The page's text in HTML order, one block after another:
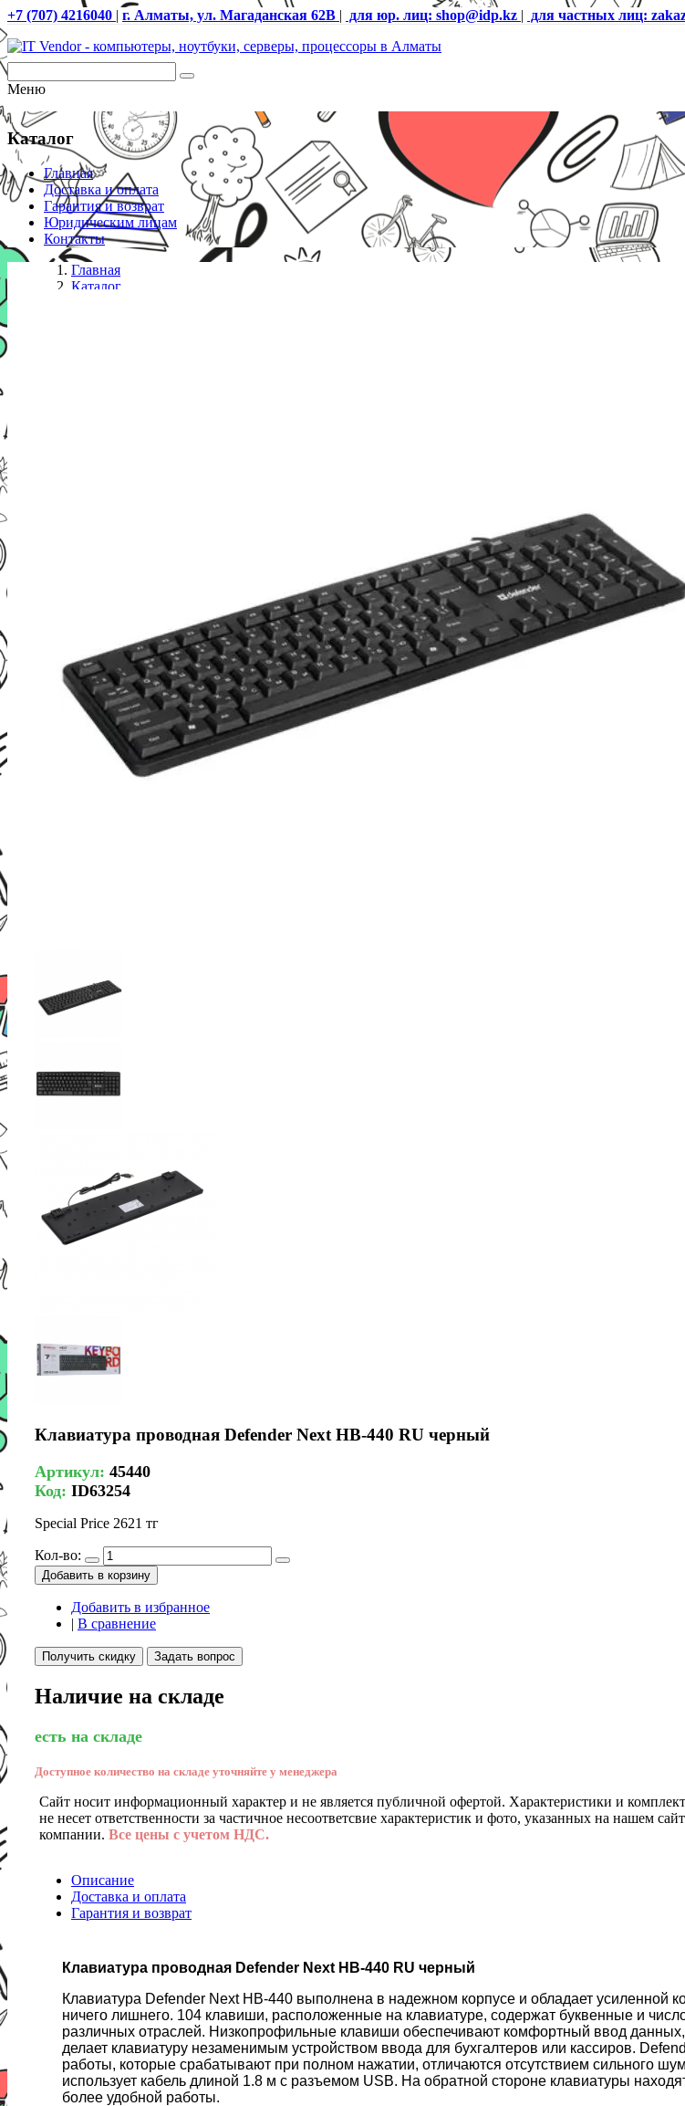
+7 (707) 4216040 | г. Алматы, ул. Магаданская 62В | для юр. лиц: shop@idp.kz | для частных лиц:
Меню
Каталог
Главная
Доставка и оплата
Гарантия и возврат
Юридическим лицам
Контакты
Главная
Каталог
Клавиатура проводная Defender Next HB-440 RU черный
Артикул: 45440
Код: ID63254
Special Price 2621 тг
Кол-во:
Добавить в корзину
Добавить в избранное
| В сравнение
Получить скидку Задать вопрос
Наличие на складе
есть на складе
Доступное количество на складе уточняйте у менеджера
Сайт носит информационный характер и не является публичной офертой. Характеристики и
не несет ответственности за частичное несоответсвие характеристик и фото, указанных на нашем
компании. Все цены с учетом НДС.
Описание
Доставка и оплата
Гарантия и возврат
Клавиатура проводная Defender Next HB-440 RU черный
Клавиатура Defender Next HB-440 выполнена в надежном корпусе и обладает усиленной
ничего лишнего. 104 клавиши, расположенные на клавиатуре, содержат буквенные и
различных отраслей. Низкопрофильные клавиши обеспечивают комфортный ввод
делает клавиатуру незаменимым устройством ввода для бухгалтеров или кассиров.
работы, которые срабатывают при полном нажатии, отличаются отсутствием сильного
использует кабель длиной 1.8 м с разъемом USB. На обратной стороне клавиатуры
более удобной работы.